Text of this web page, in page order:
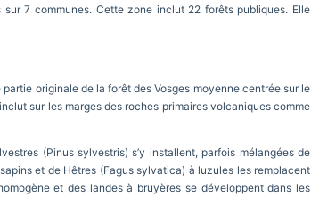
7 communes. Cette zone inclut 22 forêts publiques. Elle
originale de la forêt des Vosges moyenne centrée sur le
sur les marges des roches primaires volcaniques comme
(Pinus sylvestris) s’y installent, parfois mélangées de
et de Hêtres (Fagus sylvatica) à luzules les remplacent
et des landes à bruyères se développent dans les